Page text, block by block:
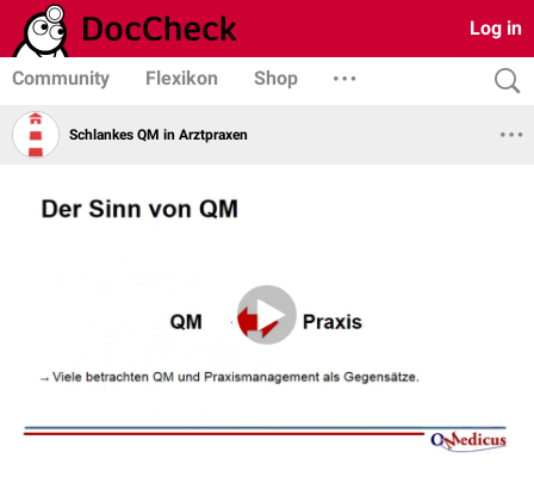
Log in
Community Flexikon Shop
Schlankes QM in Arztpraxen